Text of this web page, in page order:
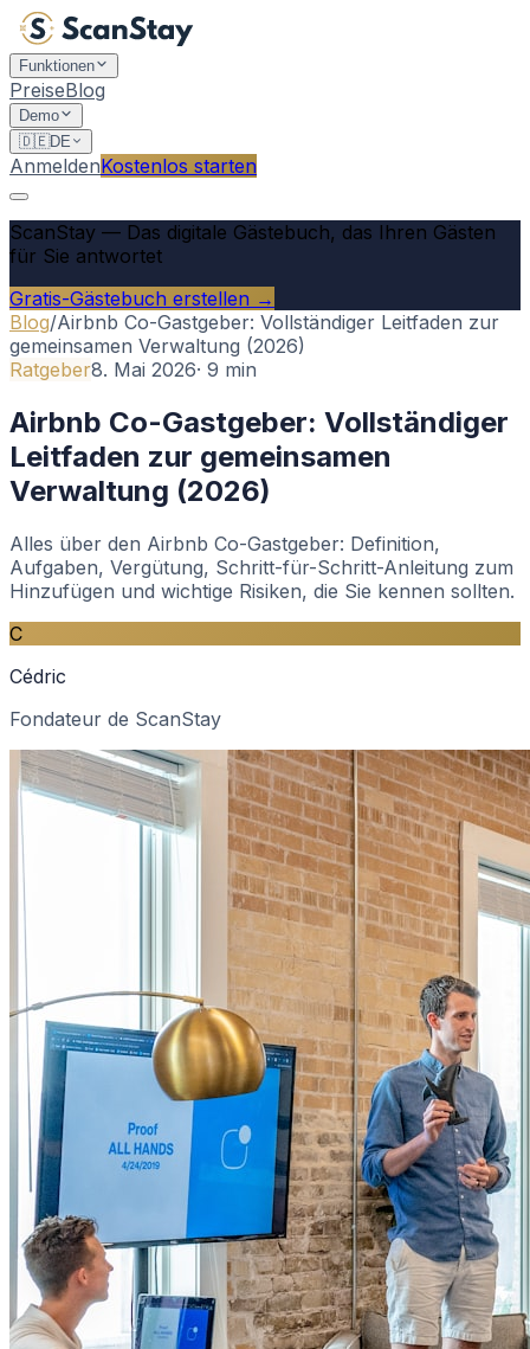
Funktionen
PreiseBlog
Demo
🇩🇪DE
AnmeldenKostenlos starten
ScanStay — Das digitale Gästebuch, das Ihren Gästen
für Sie antwortet
Gratis-Gästebuch erstellen →
Blog/Airbnb Co-Gastgeber: Vollständiger Leitfaden zur
gemeinsamen Verwaltung (2026)
Ratgeber8. Mai 2026· 9 min
Airbnb Co-Gastgeber: Vollständiger
Leitfaden zur gemeinsamen
Verwaltung (2026)
Alles über den Airbnb Co-Gastgeber: Definition,
Aufgaben, Vergütung, Schritt-für-Schritt-Anleitung zum
Hinzufügen und wichtige Risiken, die Sie kennen sollten.
C
Cédric
Fondateur de ScanStay